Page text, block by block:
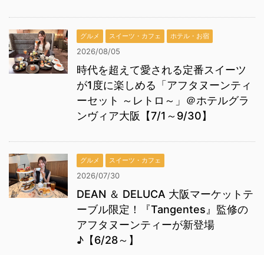
グルメ スイーツ・カフェ ホテル・お宿
2026/08/05
時代を超えて愛される定番スイーツ
が1度に楽しめる「アフタヌーンティ
ーセット ～レトロ～」＠ホテルグラ
ンヴィア大阪【7/1～9/30】
グルメ スイーツ・カフェ
2026/07/30
DEAN ＆ DELUCA 大阪マーケットテ
ーブル限定！『Tangentes』監修の
アフタヌーンティーが新登場
♪【6/28～】